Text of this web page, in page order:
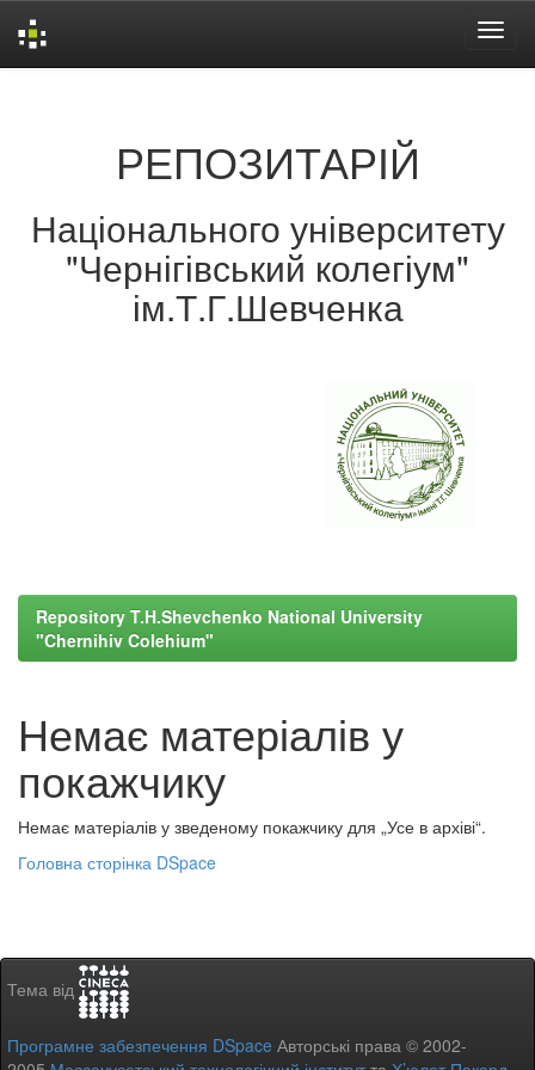
РЕПОЗИТАРІЙ
Національного університету
"Чернігівський колегіум"
ім.Т.Г.Шевченка
Repository T.H.Shevchenko National University
"Chernihiv Colehium"
Немає матеріалів у
покажчику
Немає матеріалів у зведеному покажчику для „Усе в архіві“.
Головна сторінка DSpace
Тема від
Програмне забезпечення DSpace Авторські права © 2002-